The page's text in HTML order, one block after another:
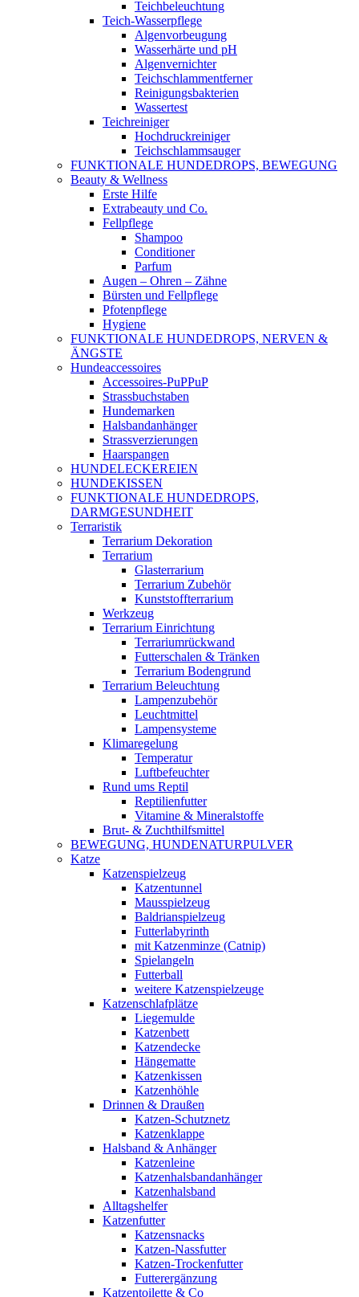
Teichbeleuchtung
Teich-Wasserpflege
Algenvorbeugung
Wasserhärte und pH
Algenvernichter
Teichschlammentferner
Reinigungsbakterien
Wassertest
Teichreiniger
Hochdruckreiniger
Teichschlammsauger
FUNKTIONALE HUNDEDROPS, BEWEGUNG
Beauty & Wellness
Erste Hilfe
Extrabeauty und Co.
Fellpflege
Shampoo
Conditioner
Parfum
Augen – Ohren – Zähne
Bürsten und Fellpflege
Pfotenpflege
Hygiene
FUNKTIONALE HUNDEDROPS, NERVEN &
ÄNGSTE
Hundeaccessoires
Accessoires-PuPPuP
Strassbuchstaben
Hundemarken
Halsbandanhänger
Strassverzierungen
Haarspangen
HUNDELECKEREIEN
HUNDEKISSEN
FUNKTIONALE HUNDEDROPS,
DARMGESUNDHEIT
Terraristik
Terrarium Dekoration
Terrarium
Glasterrarium
Terrarium Zubehör
Kunststoffterrarium
Werkzeug
Terrarium Einrichtung
Terrariumrückwand
Futterschalen & Tränken
Terrarium Bodengrund
Terrarium Beleuchtung
Lampenzubehör
Leuchtmittel
Lampensysteme
Klimaregelung
Temperatur
Luftbefeuchter
Rund ums Reptil
Reptilienfutter
Vitamine & Mineralstoffe
Brut- & Zuchthilfsmittel
BEWEGUNG, HUNDENATURPULVER
Katze
Katzenspielzeug
Katzentunnel
Mausspielzeug
Baldrianspielzeug
Futterlabyrinth
mit Katzenminze (Catnip)
Spielangeln
Futterball
weitere Katzenspielzeuge
Katzenschlafplätze
Liegemulde
Katzenbett
Katzendecke
Hängematte
Katzenkissen
Katzenhöhle
Drinnen & Draußen
Katzen-Schutznetz
Katzenklappe
Halsband & Anhänger
Katzenleine
Katzenhalsbandanhänger
Katzenhalsband
Alltagshelfer
Katzenfutter
Katzensnacks
Katzen-Nassfutter
Katzen-Trockenfutter
Futterergänzung
Katzentoilette & Co